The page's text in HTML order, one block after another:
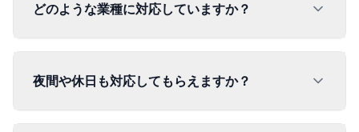
どのような業種に対応していますか？
夜間や休日も対応してもらえますか？